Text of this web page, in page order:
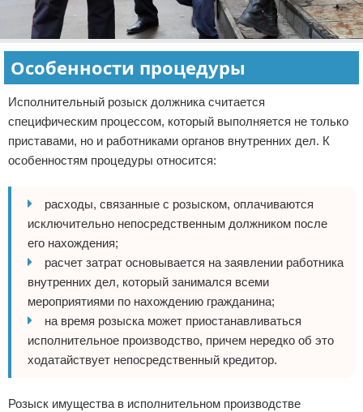
Особенности процедуры
Исполнительный розыск должника считается
специфическим процессом, который выполняется не только
приставами, но и работниками органов внутренних дел. К
особенностям процедуры относится:
расходы, связанные с розыском, оплачиваются
исключительно непосредственным должником после
его нахождения;
расчет затрат основывается на заявлении работника
внутренних дел, который занимался всеми
мероприятиями по нахождению гражданина;
на время розыска может приостанавливаться
исполнительное производство, причем нередко об это
ходатайствует непосредственный кредитор.
Розыск имущества в исполнительном производстве